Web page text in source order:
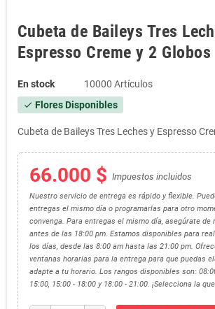
Cubeta de Baileys Tres
Espresso Creme y 2 Globos
En stock 10000 Artículos
check Flores Disponibles
Cubeta de Baileys Tres Leches y Espresso
66.000 $ Impuestos incluidos
Nuestro servicio de entrega es rápido y flexible.
entregas el mismo día o programarlas para otro
convenga. Para entregas el mismo día, asegúrate de
antes de las 18:00 pm. Estamos disponibles para
los días, desde las 8:00 am hasta las 21:00 pm.
ventanas horarias para la entrega para que puedas
adapte a tu horario. Los rangos disponibles son:
15:00, 15:00 - 18:00 y 18:00 - 21:00. ¡Selecciona la